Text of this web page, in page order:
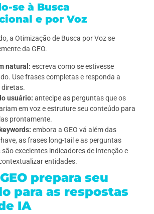
se à Busca
e por Voz
a Otimização de Busca por Voz se
da GEO.
natural: escreva como se estivesse
Use frases completas e responda a
usuário: antecipe as perguntas que os
em voz e estruture seu conteúdo para
prontamente.
embora a GEO vá além das
as frases long-tail e as perguntas
excelentes indicadores de intenção e
entidades.
prepara seu
para as respostas
IA